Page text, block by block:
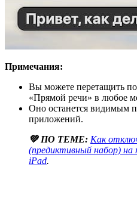
Примечания:
Вы можете перетащить
«Прямой речи» в любое
Оно останется видимым
приложений.
💚 ПО ТЕМЕ: Как
(предиктивный набор) на
iPad.